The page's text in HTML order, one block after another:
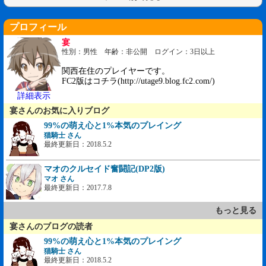
プロフィール
詳細表示
宴
性別：男性 年齢：非公開 ログイン：3日以上
関西在住のプレイヤーです。
FC2版はコチラ(http://utage9.blog.fc2.com/)
宴さんのお気に入りブログ
99%の萌え心と1%本気のプレイング
猫騎士 さん
最終更新日：2018.5.2
マオのクルセイド奮闘記(DP2版)
マオ さん
最終更新日：2017.7.8
もっと見る
宴さんのブログの読者
99%の萌え心と1%本気のプレイング
猫騎士 さん
最終更新日：2018.5.2